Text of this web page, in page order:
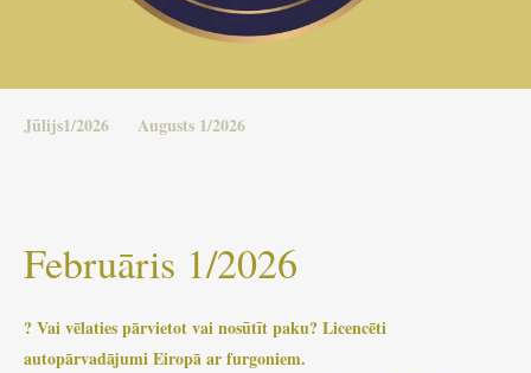
Jūlijs1/2026 Augusts 1/2026
Februāris 1/2026
? Vai vēlaties pārvietot vai nosūtīt paku? Licencēti
autopārvadājumi Eiropā ar furgoniem.